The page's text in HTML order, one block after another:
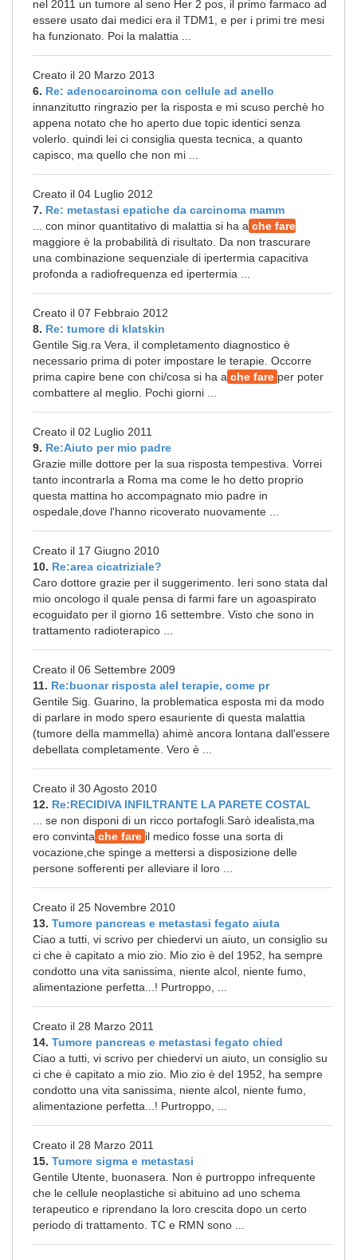
nel 2011 un tumore al seno Her 2 pos, il primo farmaco ad
essere usato dai medici era il TDM1, e per i primi tre mesi
ha funzionato. Poi la malattia ...
Creato il 20 Marzo 2013
6. Re: adenocarcinoma con cellule ad anello
innanzitutto ringrazio per la risposta e mi scuso perchè ho
appena notato che ho aperto due topic identici senza
volerlo. quindi lei ci consiglia questa tecnica, a quanto
capisco, ma quello che non mi ...
Creato il 04 Luglio 2012
7. Re: metastasi epatiche da carcinoma mamm
... con minor quantitativo di malattia si ha a che fare
maggiore è la probabilità di risultato. Da non trascurare
una combinazione sequenziale di ipertermia capacitiva
profonda a radiofrequenza ed ipertermia ...
Creato il 07 Febbraio 2012
8. Re: tumore di klatskin
Gentile Sig.ra Vera, il completamento diagnostico è
necessario prima di poter impostare le terapie. Occorre
prima capire bene con chi/cosa si ha a che fare per poter
combattere al meglio. Pochi giorni ...
Creato il 02 Luglio 2011
9. Re:Aiuto per mio padre
Grazie mille dottore per la sua risposta tempestiva. Vorrei
tanto incontrarla a Roma ma come le ho detto proprio
questa mattina ho accompagnato mio padre in
ospedale,dove l'hanno ricoverato nuovamente ...
Creato il 17 Giugno 2010
10. Re:area cicatriziale?
Caro dottore grazie per il suggerimento. Ieri sono stata dal
mio oncologo il quale pensa di farmi fare un agoaspirato
ecoguidato per il giorno 16 settembre. Visto che sono in
trattamento radioterapico ...
Creato il 06 Settembre 2009
11. Re:buonar risposta alel terapie, come pr
Gentile Sig. Guarino, la problematica esposta mi da modo
di parlare in modo spero esauriente di questa malattia
(tumore della mammella) ahimè ancora lontana dall'essere
debellata completamente. Vero è ...
Creato il 30 Agosto 2010
12. Re:RECIDIVA INFILTRANTE LA PARETE COSTAL
... se non disponi di un ricco portafogli.Sarò idealista,ma
ero convinta che fare il medico fosse una sorta di
vocazione,che spinge a mettersi a disposizione delle
persone sofferenti per alleviare il loro ...
Creato il 25 Novembre 2010
13. Tumore pancreas e metastasi fegato aiuta
Ciao a tutti, vi scrivo per chiedervi un aiuto, un consiglio su
ci che è capitato a mio zio. Mio zio è del 1952, ha sempre
condotto una vita sanissima, niente alcol, niente fumo,
alimentazione perfetta...! Purtroppo, ...
Creato il 28 Marzo 2011
14. Tumore pancreas e metastasi fegato chied
Ciao a tutti, vi scrivo per chiedervi un aiuto, un consiglio su
ci che è capitato a mio zio. Mio zio è del 1952, ha sempre
condotto una vita sanissima, niente alcol, niente fumo,
alimentazione perfetta...! Purtroppo, ...
Creato il 28 Marzo 2011
15. Tumore sigma e metastasi
Gentile Utente, buonasera. Non è purtroppo infrequente
che le cellule neoplastiche si abituino ad uno schema
terapeutico e riprendano la loro crescita dopo un certo
periodo di trattamento. TC e RMN sono ...